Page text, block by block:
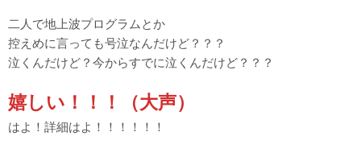
二人で地上波プログラムとか
控えめに言っても号泣なんだけど？？？
泣くんだけど？今からすでに泣くんだけど？？？
嬉しい！！！（大声）
はよ！詳細はよ！！！！！！